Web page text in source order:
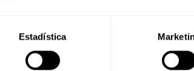
Estadística